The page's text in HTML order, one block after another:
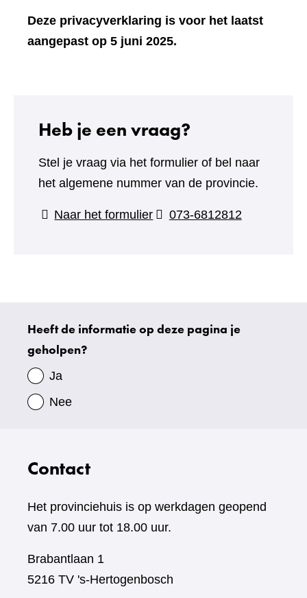
andere
Deze privacyverklaring is voor het laatst
aangepast op 5 juni 2025.
Heb je een vraag?
Stel je vraag via het formulier of bel naar
het algemene nummer van de provincie.
Naar het formulier(verwijst
073-6812812
Uw
gegevens
Heeft de informatie op deze pagina je
geholpen?
Ja
Nee
Contact
Het provinciehuis is op werkdagen geopend
van 7.00 uur tot 18.00 uur.
Brabantlaan 1
5216 TV 's-Hertogenbosch